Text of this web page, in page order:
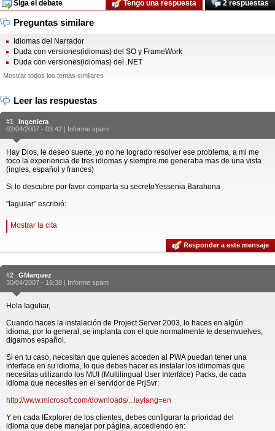
Siga el debate 2 respuestas
Tengo una respuesta
Preguntas similare
Idiomas del Narrador
Duda con versiones(idiomas) del SO y FrameWork
Duda con versiones(idiomas) del .NET
Mostrar todos los temas similares
Leer las respuestas
#1
Ingeniera
02/04/2007 - 03:42 | Informe spam
Hay Dios, le deseo suerte, yo no he logrado resolver ese problema, a mi me
toco la experiencia de tres idiomas y siempre me generaba mas de una vista
(ingles, español y frances)
Si lo descubre por favor comparta su secretoYessenia Barahona
"Iaguilar" escribió:
Mostrar la cita
Responder a este mensaje
#2
GMarquez
30/04/2007 - 16:38 | Informe spam
Hola Iaguliar,
Cuando haces la instalación de Project Server 2003, lo haces en algún
idioma, por lo general, se implanta con el que normalmente te desenvuelves,
digamos español.
Si en tu caso, necesitan que quienes acceden al PWA puedan tener una
interface en su idioma, lo que debes hacer es instalar los idimomas que
necesitas utilizando los MUI (Multilingual User Interface) Packs, de cada
idioma que necesites en el servidor de PrjSvr:
http://www.microsoft.com/downloads/...laylang=en
Y en cada IExplorer de los clientes, debes configurar la prioridad del
idioma que debe manejar por página, accediendo en: